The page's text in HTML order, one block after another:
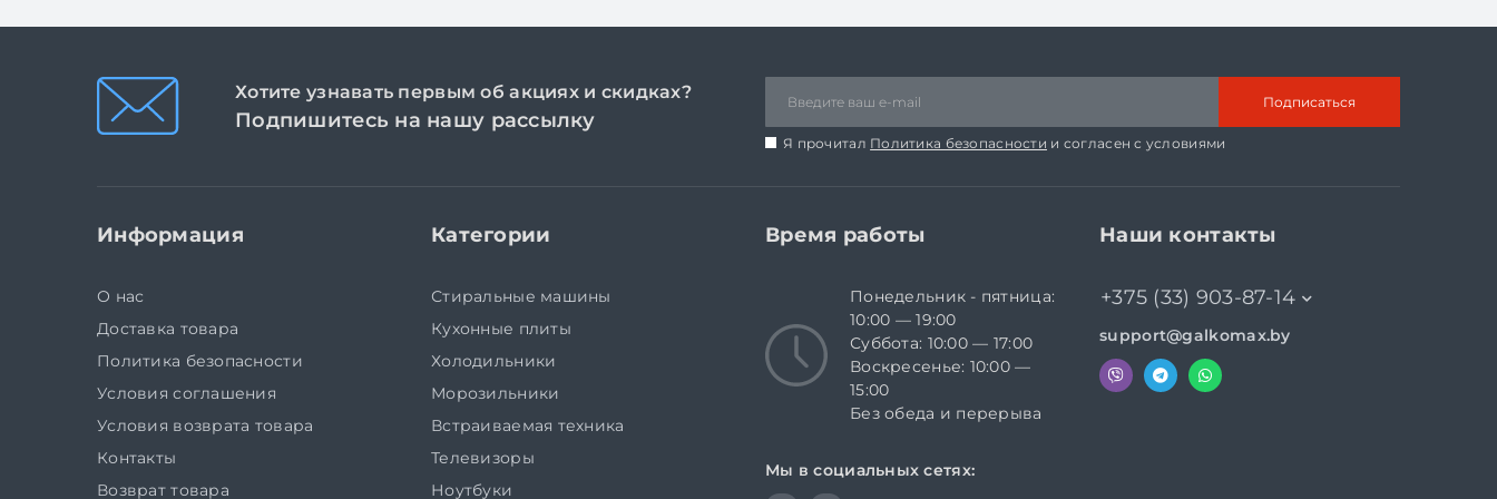
Хотите узнавать первым об акциях и скидках?
Подпишитесь на нашу рассылку
Подписаться
Я прочитал Политика безопасности и согласен с условиями
Информация
О нас
Доставка товара
Политика безопасности
Условия соглашения
Условия возврата товара
Контакты
Возврат товара
Категории
Стиральные машины
Кухонные плиты
Холодильники
Морозильники
Встраиваемая техника
Телевизоры
Ноутбуки
Время работы
Понедельник - пятница:
10:00 — 19:00
Суббота: 10:00 — 17:00
Воскресенье: 10:00 —
15:00
Без обеда и перерыва
Мы в социальных сетях:
Наши контакты
+375 (33) 903-87-14
support@galkomax.by